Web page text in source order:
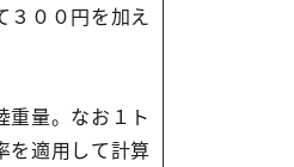
００円を加え
量。なお１ト
を適用して計算